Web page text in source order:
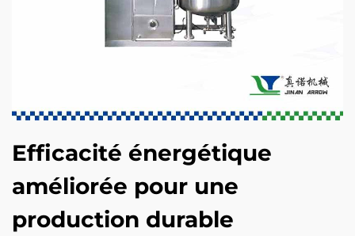
Efficacité énergétique
améliorée pour une
production durable